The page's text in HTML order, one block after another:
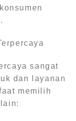
sangat
dan layanan
memilih